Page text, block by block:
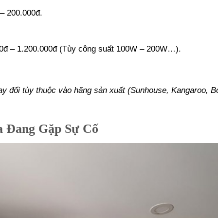
200.000đ.
– 1.200.000đ (Tùy công suất 100W – 200W…).
đổi tùy thuộc vào hãng sản xuất (Sunhouse, Kangaroo,
Đang Gặp Sự Cố